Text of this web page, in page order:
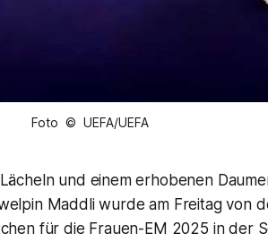
Foto © UEFA/UEFA
und einem erhobenen
Maddli wurde am Freitag von
für die Frauen-EM 2025 in der